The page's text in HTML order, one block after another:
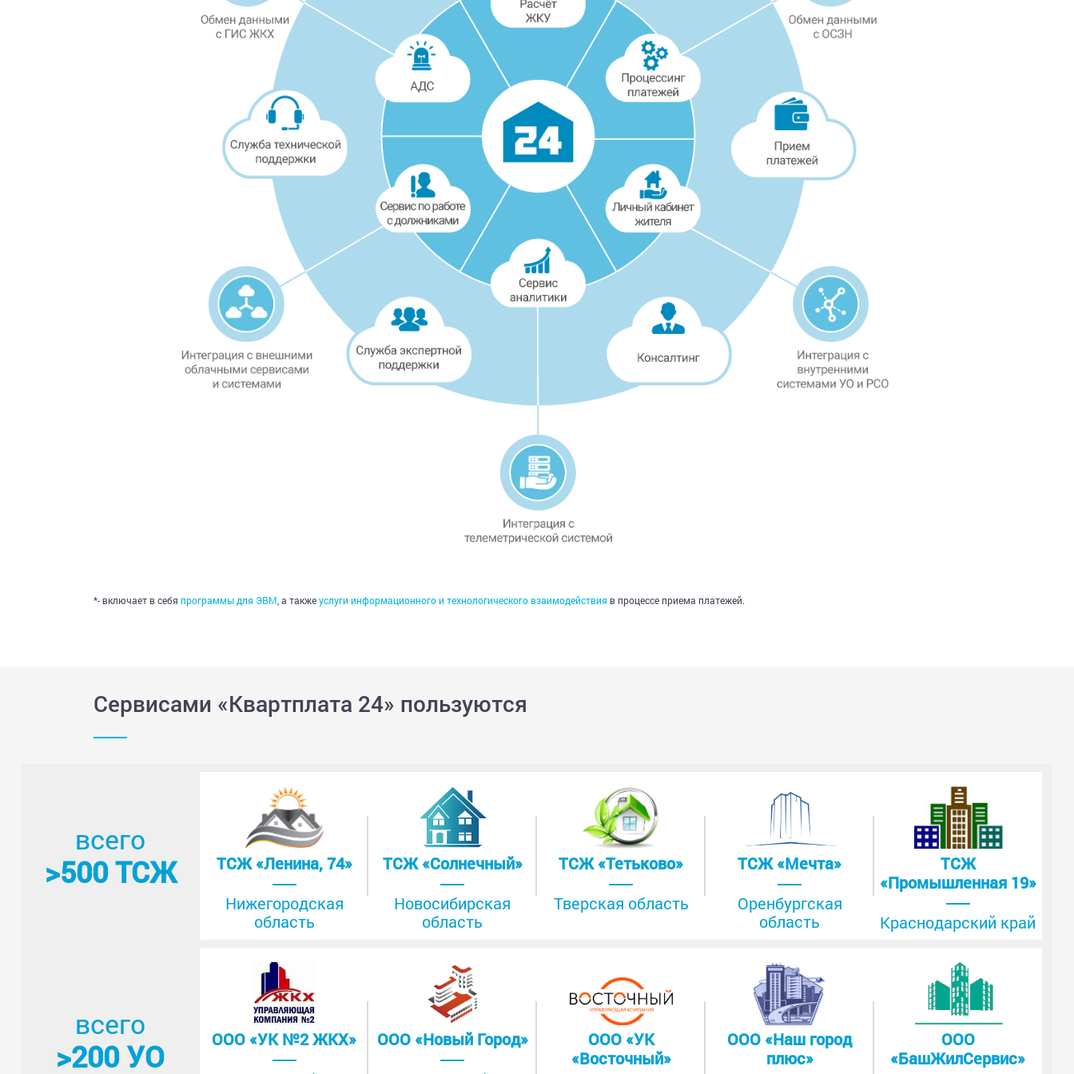
*- включает в себя программы для ЭВМ, а такжеуслуги информационного и технологического взаимодействия в процессе приема платежей.
Сервисами «Квартплата 24» пользуются
всего
>500 ТСЖ
ТСЖ «Ленина, 74»
Нижегородская
область
ТСЖ «Солнечный»
Новосибирская
область
ТСЖ «Тетьково»
Тверская область
ТСЖ «Мечта»
Оренбургская
область
ТСЖ
«Промышленная 19»
Краснодарский край
всего
>200 УО
ООО «УК №2 ЖКХ»
ООО «Новый Город»
ООО «УК
«Восточный»
ООО «Наш город
плюс»
ООО
«БашЖилСервис»